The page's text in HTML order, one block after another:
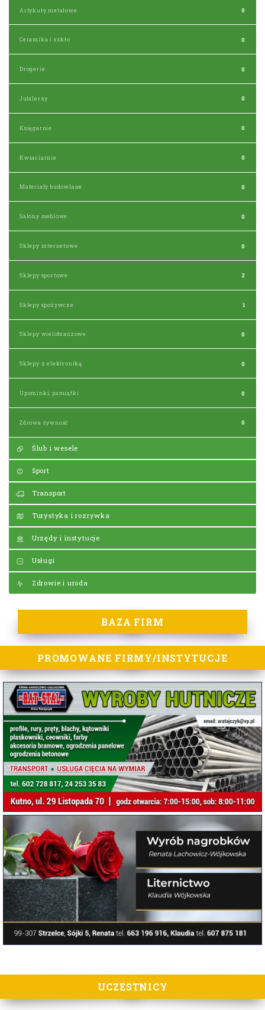
Artykuły metalowe 0
Ceramika i szkło 0
Drogerie 0
Jubilerzy 0
Księgarnie 0
Kwiaciarnie 0
Materiały budowlane 0
Salony meblowe 0
Sklepy internetowe 0
Sklepy sportowe 2
Sklepy spożywcze 1
Sklepy wielobranżowe 0
Sklepy z elektroniką 0
Upominki, pamiątki 0
Zdrowa żywność 0
Ślub i wesele
Sport
Transport
Turystyka i rozrywka
Urzędy i instytucje
Usługi
Zdrowie i uroda
BAZA FIRM
PROMOWANE FIRMY/INSTYTUCJE
UCZESTNICY